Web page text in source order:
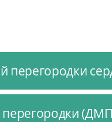
перегородки